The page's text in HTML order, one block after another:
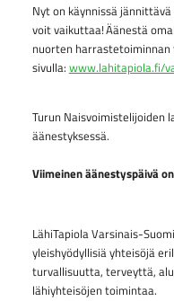
Nyt on käynnissä
voit vaikuttaa! Äänestä
nuorten harrastetoiminnan
sivulla: www.lahitapiola.fi/
Turun Naisvoimistelijoiden
äänestyksessä.
Viimeinen äänestyspäivä
LähiTapiola Varsinais-
yleishyödyllisiä yhteisöjä
turvallisuutta, terveyttä,
lähiyhteisöjen toimintaa.